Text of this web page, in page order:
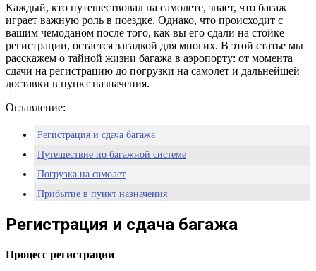
Каждый, кто путешествовал на самолете, знает, что багаж
играет важную роль в поездке. Однако, что происходит с
вашим чемоданом после того, как вы его сдали на стойке
регистрации, остается загадкой для многих. В этой статье мы
расскажем о тайной жизни багажа в аэропорту: от момента
сдачи на регистрацию до погрузки на самолет и дальнейшей
доставки в пункт назначения.
Оглавление:
Регистрация и сдача багажа
Путешествие по багажной системе
Погрузка на самолет
Прибытие в пункт назначения
Регистрация и сдача багажа
Процесс регистрации